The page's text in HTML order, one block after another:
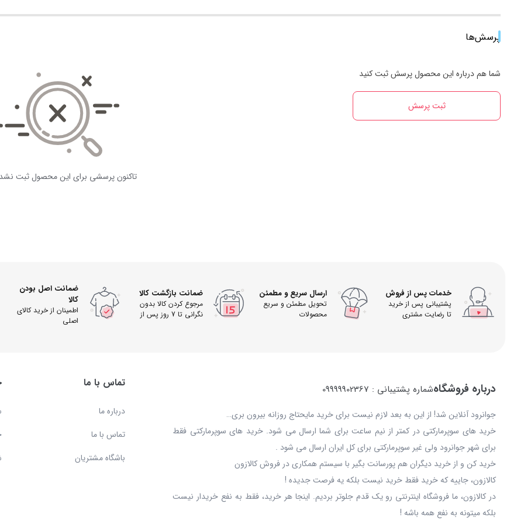
پرسش‌ها
شما هم درباره این محصول پرسش ثبت کنید
ثبت پرسش
تاکنون پرسشی برای این محصول ثبت
خدمات پس از فروش
پشتیبانی پس از خرید
تا رضایت مشتری
ارسال سریع و مطمئن
تحویل مطمئن و سریع
محصولات
ضمانت بازگشت کالا
مرجوع کردن کالا بدون
نگرانی تا 7 روز پس از
ضمانت اصل بودن
کالا
اطمینان از خرید کالای
اصلی
درباره فروشگاهشماره پشتیبانی : 09999902367
جوانرود آنلاین شد! از این به بعد لازم نیست برای خرید مایحتاج روزانه بیرون بری…
خرید های سوپرمارکتی در کمتر از نیم ساعت برای شما ارسال می شود. خرید های سوپرمارکتی فقط
برای شهر جوانرود ولی غیر سوپرمارکتی برای کل ایران ارسال می شود .
خرید کن و از خرید دیگران هم پورسانت بگیر با سیستم همکاری در فروش کالازون
کالازون، جاییه که خرید فقط خرید نیست بلکه یه فرصت جدیده !
در کالازون، ما فروشگاه اینترنتی رو یک قدم جلوتر بردیم. اینجا هر خرید، فقط به نفع خریدار نیست
بلکه میتونه به نفع همه باشه !
تماس با ما
درباره ما
تماس با ما
باشگاه مشتریان